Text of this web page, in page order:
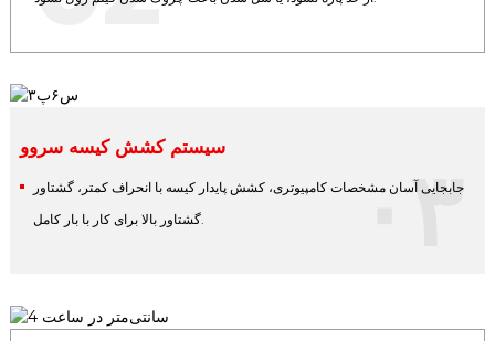
سیستم کشش کیسه سروو
جابجایی آسان مشخصات کامپیوتری، کشش پایدار کیسه با انحراف کمتر، گشتاور
گشتاور بالا برای کار با بار کامل.
۰۳